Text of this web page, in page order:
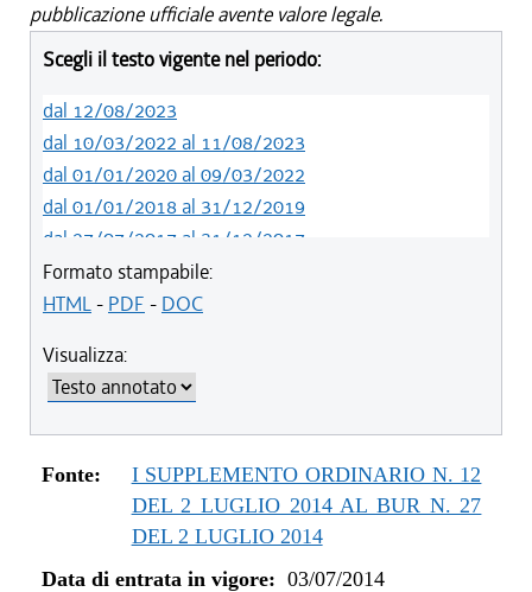
pubblicazione ufficiale avente valore legale.
Scegli il testo vigente nel periodo:
dal 12/08/2023
dal 10/03/2022 al 11/08/2023
dal 01/01/2020 al 09/03/2022
dal 01/01/2018 al 31/12/2019
dal 27/07/2017 al 31/12/2017
dal 13/01/2016 al 26/07/2017
dal 07/01/2015 al 12/01/2016
Formato stampabile:
HTML- PDF - DOC
Visualizza:
Fonte:
I SUPPLEMENTO ORDINARIO N. 12
DEL 2 LUGLIO 2014 AL BUR N. 27
DEL 2 LUGLIO 2014
Data di entrata in vigore: 03/07/2014